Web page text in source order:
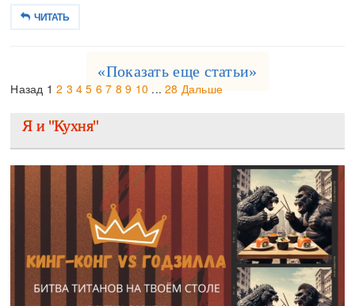
ЧИТАТЬ
«Показать еще статьи»
Назад 1 2 3 4 5 6 7 8 9 10 ... 28 Дальше
Я и "Кухня"